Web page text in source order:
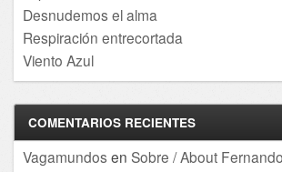
Desnudemos el alma
Respiración entrecortada
Viento Azul
COMENTARIOS RECIENTES
Vagamundos en Sobre / About